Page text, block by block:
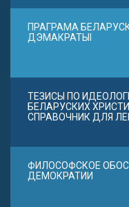
ПРАГРАМА
ДЭМАКРАТЫІ
ТЕЗИСЫ ПО
БЕЛАРУСКИХ
СПРАВОЧНИК ДЛЯ
ФИЛОСОФСКОЕ
ДЕМОКРАТИИ